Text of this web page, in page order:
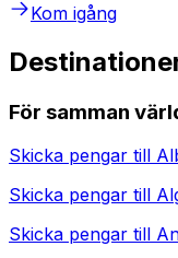
Kom igång
För samman
Skicka pengar till
Skicka pengar till
Skicka pengar till